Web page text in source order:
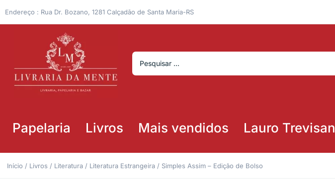
Endereço : Rua Dr. Bozano, 1281 Calçadão de Santa Maria-RS
Papelaria Livros Mais vendidos Lauro Trevisan
Início / Livros / Literatura / Literatura Estrangeira / Simples Assim – Edição de Bolso